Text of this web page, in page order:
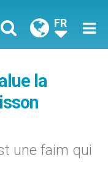
FR
la
une faim qui